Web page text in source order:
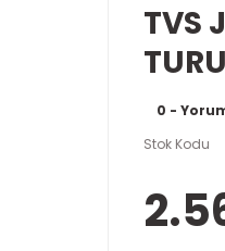
TVS
0 -
Stok Kodu